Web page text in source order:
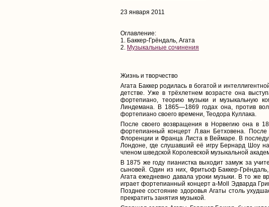
23 января 2011
Оглавление:
1. Баккер-Грёндаль, Агата
2. Музыкальные сочинения
Жизнь и творчество
Агата Баккер родилась в богатой и
детстве. Уже в трёхлетнем возрасте она
фортепиано, теорию музыки и музыкальную
Линдемана. В 1865—1869 годах она, против
фортепиано своего времени, Теодора Куллака.
После своего возвращения в Норвегию она в
фортепианный концерт Л.ван Бетховена.
Флоренции и Франца Листа в Веймаре. В
Лондоне, где слушавший её игру Бернард Шоу
членом шведской Королевской музыкальной
В 1875 же году пианистка выходит замуж за
сыновей. Один из них, Фритьоф Баккер-
Агата ежедневно давала уроки музыки. В то же
играет фортепианный концерт a-Moll Эдварда
Позднее состояние здоровья Агаты столь
прекратить занятия музыкой.